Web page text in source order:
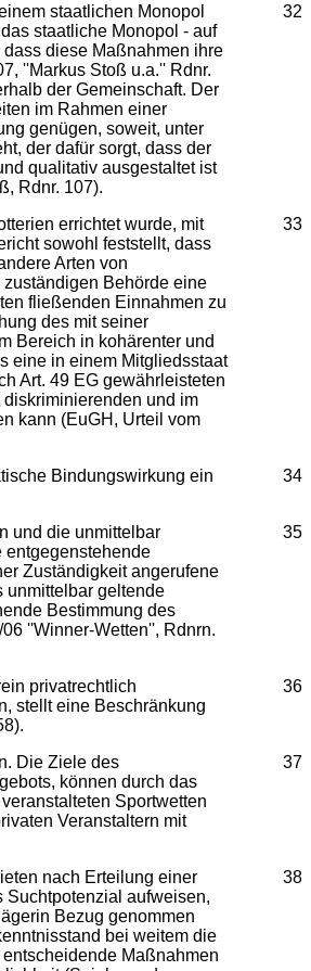
32
staatlichen Monopol
staatliche Monopol - auf
diese Maßnahmen ihre
''Markus Stoß u.a.'' Rdnr.
der Gemeinschaft. Der
im Rahmen einer
genügen, soweit, unter
der dafür sorgt, dass der
qualitativ ausgestaltet ist
Rdnr. 107).
33
errichtet wurde, mit
sowohl feststellt, dass
Arten von
Behörde eine
fließenden Einnahmen zu
des mit seiner
Bereich in kohärenter und
eine in einem Mitgliedsstaat
Art. 49 EG gewährleisteten
und im
kann (EuGH, Urteil vom
34
Bindungswirkung ein
35
und die unmittelbar
entgegenstehende
Zuständigkeit angerufene
unmittelbar geltende
Bestimmung des
''Winner-Wetten'', Rdnrn.
36
privatrechtlich
stellt eine Beschränkung
37
Die Ziele des
können durch das
Sportwetten
Veranstaltern mit
38
nach Erteilung einer
Suchtpotenzial aufweisen,
Bezug genommen
bei weitem die
Maßnahmen